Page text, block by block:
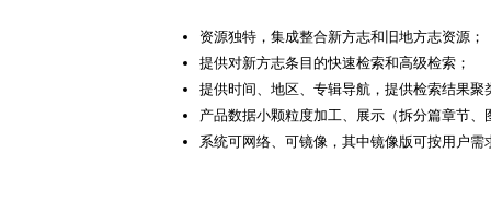
资源独特，集成整合新方志和旧地方志资源；
提供对新方志条目的快速检索和高级检索；
提供时间、地区、专辑导航，提供检索结果聚
产品数据小颗粒度加工、展示（拆分篇章节、
系统可网络、可镜像，其中镜像版可按用户需